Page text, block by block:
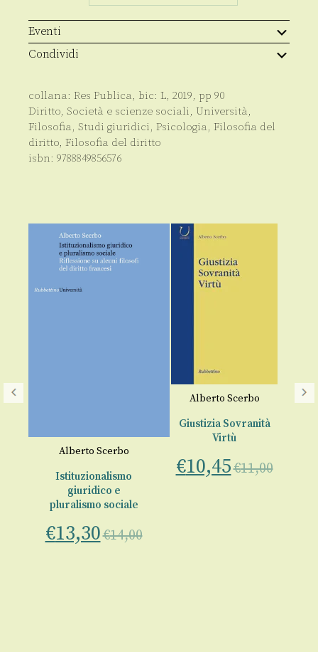
quantità
Eventi
Condividi
collana: Res Publica, bic: L, 2019, pp 90
Diritto, Società e scienze sociali, Università,
Filosofia, Studi giuridici, Psicologia, Filosofia del
diritto, Filosofia del diritto
isbn: 9788849856576
Alberto Scerbo
Istituzionalismo
giuridico e
pluralismo sociale
€13,30€14,00
Alberto Scerbo
Giustizia Sovranità
Virtù
€10,45€11,00